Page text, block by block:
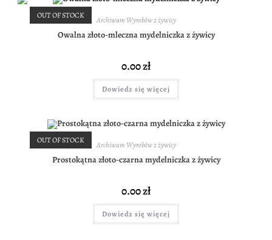
OUT OF STOCK Archiwum Wyrobów z żywicy
Owalna złoto-mleczna mydelniczka z żywicy
0.00zł
Dowiedz się więcej
OUT OF STOCK Archiwum Wyrobów z żywicy
Prostokątna złoto-czarna mydelniczka z żywicy
0.00zł
Dowiedz się więcej